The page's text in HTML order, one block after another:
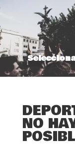
NO